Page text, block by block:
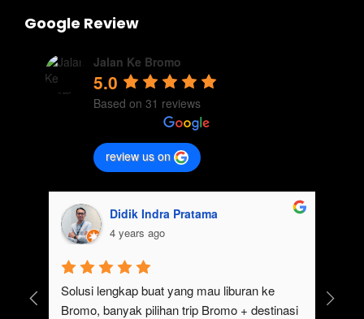
Google Review
Jalan Ke Bromo
5.0
Based on 31 reviews
review us on
Didik Indra Pratama
4 years ago
Solusi lengkap buat yang mau liburan ke
Bromo, banyak pilihan trip Bromo + destinasi